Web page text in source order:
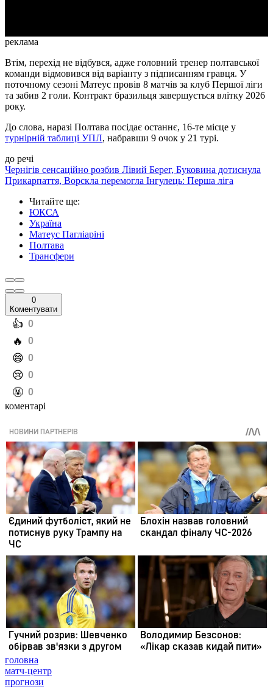
реклама
Втім, перехід не відбувся, адже головний тренер полтавської
команди відмовився від варіанту з підписанням гравця. У
поточному сезоні Матеус провів 8 матчів за клуб Першої ліги
та забив 2 голи. Контракт бразильця завершується влітку 2026
року.
До слова, наразі Полтава посідає останнє, 16-те місце у
турнірній таблиці УПЛ, набравши 9 очок у 21 турі.
до речі
Чернігів сенсаційно розбив Лівий Берег, Буковина дотиснула
Прикарпаття, Ворскла перемогла Інгулець: Перша ліга
Читайте ще:
ЮКСА
Україна
Матеус Пагліаріні
Полтава
Трансфери
0
Коментувати
️👍 0
️🔥 0
️😄 0
️😢 0
️🤬 0
коментарі
головна
матч-центр
прогнози